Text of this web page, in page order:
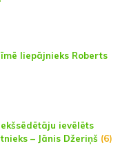
liepājnieks Roberts
ievēlēts
– Jānis Džeriņš (6)